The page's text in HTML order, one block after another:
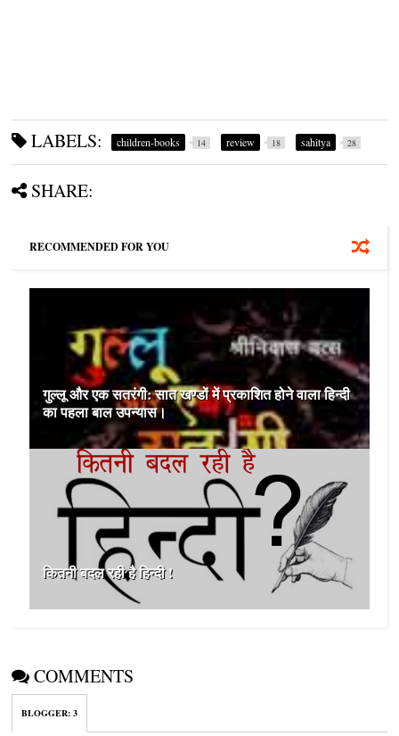
LABELS: children-books 14 review 18 sahitya 28
SHARE:
RECOMMENDED FOR YOU
गुल्‍लू और एक सतरंगी: सात खण्डों में प्रकाशित होने वाला हिन्दी
का पहला बाल उपन्यास।
कितनी बदल रही है हिन्‍दी !
COMMENTS
BLOGGER:3